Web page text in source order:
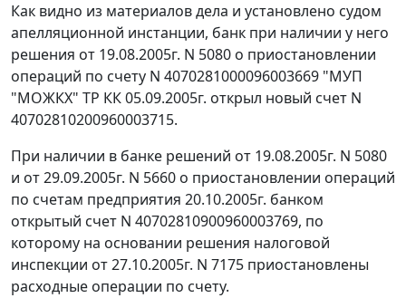
Как видно из материалов дела и установлено судом
апелляционной инстанции, банк при наличии у него
решения от 19.08.2005г. N 5080 о приостановлении
операций по счету N 4070281000096003669 "МУП
"МОЖКХ" ТР КК 05.09.2005г. открыл новый счет N
40702810200960003715.
При наличии в банке решений от 19.08.2005г. N 5080
и от 29.09.2005г. N 5660 о приостановлении операций
по счетам предприятия 20.10.2005г. банком
открытый счет N 40702810900960003769, по
которому на основании решения налоговой
инспекции от 27.10.2005г. N 7175 приостановлены
расходные операции по счету.